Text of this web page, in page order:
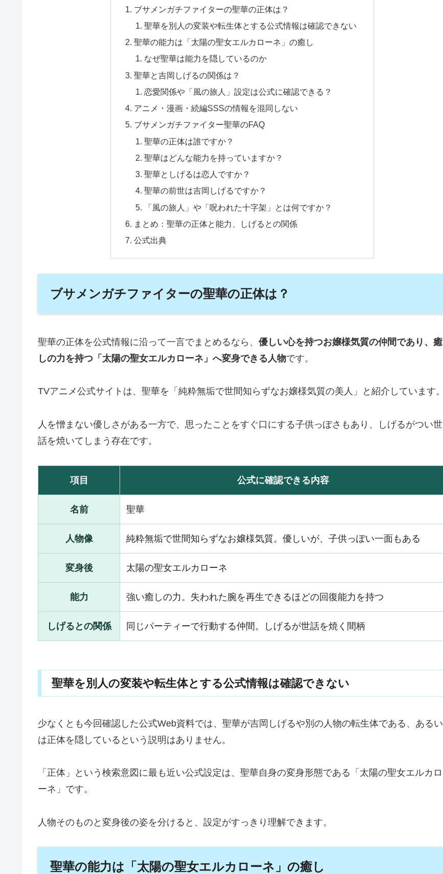
ブサメンガチファイターの聖華の正体は？
聖華を別人の変装や転生体とする公式情報は確認できない
聖華の能力は「太陽の聖女エルカローネ」の癒し
なぜ聖華は能力を隠しているのか
聖華と吉岡しげるの関係は？
恋愛関係や「風の旅人」設定は公式に確認できる？
アニメ・漫画・続編SSSの情報を混同しない
ブサメンガチファイター聖華のFAQ
聖華の正体は誰ですか？
聖華はどんな能力を持っていますか？
聖華としげるは恋人ですか？
聖華の前世は吉岡しげるですか？
「風の旅人」や「呪われた十字架」とは何ですか？
まとめ：聖華の正体と能力、しげるとの関係
公式出典
ブサメンガチファイターの聖華の正体は？
聖華の正体を公式情報に沿って一言でまとめるなら、 優しい心を持つお嬢様気質の仲間であり、癒
しの力を持つ「太陽の聖女エルカローネ」へ変身できる人物です。
TVアニメ公式サイトは、聖華を「純粋無垢で世間知らずなお嬢様気質の美人」と紹介しています。
人を憎まない優しさがある一方で、思ったことをすぐ口にする子供っぽさもあり、しげるがつい世
話を焼いてしまう存在です。
項目 公式に確認できる内容
名前 聖華
人物像 純粋無垢で世間知らずなお嬢様気質。優しいが、子供っぽい一面もある
変身後 太陽の聖女エルカローネ
能力 強い癒しの力。失われた腕を再生できるほどの回復能力を持つ
しげるとの関係 同じパーティーで行動する仲間。しげるが世話を焼く間柄
聖華を別人の変装や転生体とする公式情報は確認できない
少なくとも今回確認した公式Web資料では、聖華が吉岡しげるや別の人物の転生体である、あるい
は正体を隠しているという説明はありません。
「正体」という検索意図に最も近い公式設定は、聖華自身の変身形態である「太陽の聖女エルカロ
ーネ」です。
人物そのものと変身後の姿を分けると、設定がすっきり理解できます。
聖華の能力は「太陽の聖女エルカローネ」の癒し